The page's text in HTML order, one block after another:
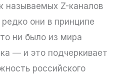
называемых Z-каналов
они в принципе
ни было из мира
— и это подчеркивает
российского